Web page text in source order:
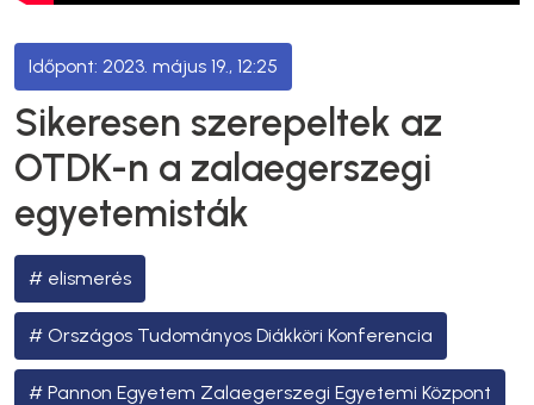
2023. május 19., 12:25
Sikeresen szerepeltek az
OTDK-n a zalaegerszegi
egyetemisták
elismerés
Országos Tudományos Diákköri Konferencia
Pannon Egyetem Zalaegerszegi Egyetemi Központ